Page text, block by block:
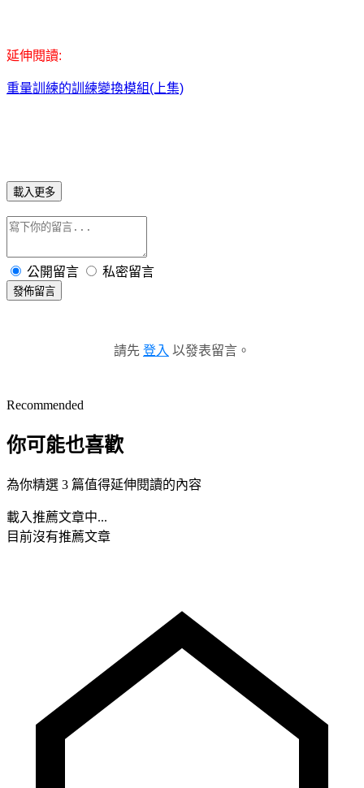
延伸閱讀:
重量訓練的訓練變換模組(上集)
載入更多
公開留言 私密留言
發佈留言
請先 登入 以發表留言。
Recommended
你可能也喜歡
為你精選 3 篇值得延伸閱讀的內容
載入推薦文章中...
目前沒有推薦文章